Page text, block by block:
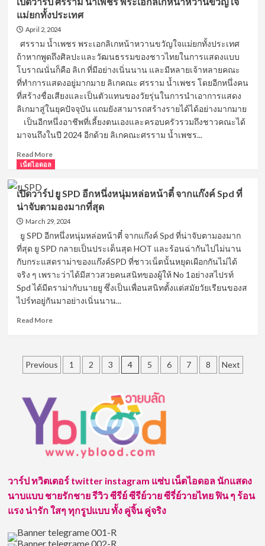
ผู้
ที่
จะ
ทำความ
ฝัน
ของ
ชาว
ไทย
ให้
จริง
กับ
การ
สู่
บอล
วาร์
ป
พี
พีร
ชา
แดน
ซ์
เซอร์
สุด
แซ่บ
ของ
ลำไย
ไห
ทองคำ
แม่ยกทั้งประเทศ
April 2, 2024
ศรราม น้ำเพชร พระเอกลิเกหน้าหวานขวัญใจแม่ยกทั้งประเทศ
ถ้าหากพูดถึงศิลปะและวัฒนธรรมของชาวไทยในการแสดงแบบ
โบราณนั่นก็คือ ลิเก ที่มีอย่างเนิ่นนาน และมีหลายเจ้าหลายคณะ
ที่ทำการแสดงอยู่มากมาย ลิเกคณะ ศรราม น้ำเพชร โดยอีกหนึ่งคน
ที่สร้างชื่อเสียงและเป็นตัวแทนของวัยรุ่นในการนำเอาการแสดง
ลิเกมาสู่ในยุคปัจจุบัน แถมยังสามารถสร้างรายได้ได้อย่างมากมาย
เป็นอีกหนึ่งอาชีพที่เลี้ยงตนเองและครอบครัวรวมถึงชาวคณะได้
มาจนถึงในปี 2024 อีกด้วย ลิเกคณะศรราม น้ำเพชร...
Read MoreRead
วาร์
ป
ศร
ราม
เพชร
พระเอก
ลิเก
หน้า
หวาน
แม่
ประเทศ
เน็ตไอดอล
เปิดวาร์ป ยู SPD อีกหนึ่งหนุ่มหล่อหน้าตี๋ จากแก๊งค์ Spd ที่
น่าจับตามองมากที่สุด
March 29, 2024
ยู SPD อีกหนึ่งหนุ่มหล่อหน้าตี๋ จากแก๊งค์ Spd ที่น่าจับตามองมาก
ที่สุด ยู SPD กลายเป็นประเด็นสุด HOT และร้อนฉ่ากันไปไม่นาน
กับกระแสดราม่าของแก๊งค์SPD ที่ชาวเน็ตนั้นหยุดเผือกกันไม่ได้
จริง ๆ เพราะว่าได้มีสาวสวยคนสนิทของผู้ให้ No 1อย่างสไปรท์
Spd ได้มีดราม่ากับนายยู ซึ่งเป็นเพื่อนสนิทตั้งแต่สมัยวัยเรียนของส
ไปร์ทอยู่กันมาอย่างเนิ่นนาน...
Read MoreRead
วาร์
ป
SPD
อีก
หนึ่ง
หนุ่ม
หล่อ
หน้า
แก๊ง
ค์
Spd
น่า
จับตา
Posts
Previous 1 2 3 4 5 6 7 8 Next
วาร์ป ทวิตเตอร์ twitter instagram แซ่บ เน็ตไอดอล นักแสดง
นาบแบบ ชายรักชาย รีวิว ซีรีย์ ซีรีย์วาย ซีรี่ย์วายไทย ฟิน ๆ ร้อน
แรง น่ารัก ใสๆ ทุกรูปแบบ ทั้ง คู่จิ้น คู่จริง